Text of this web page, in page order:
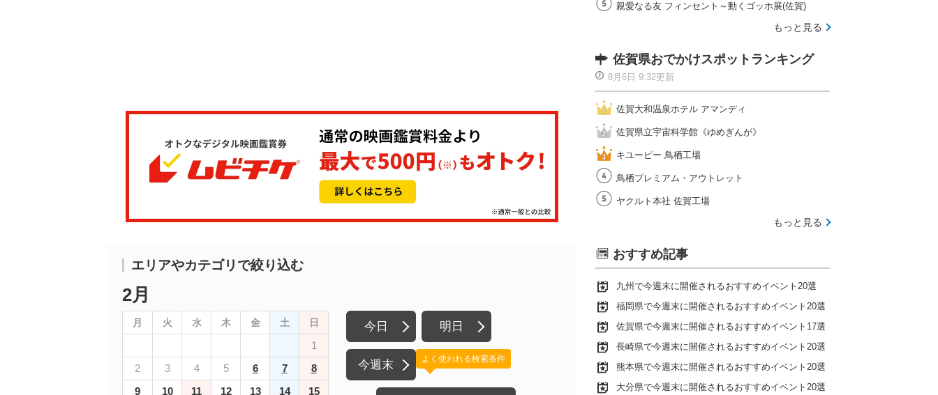
エリアやカテゴリで絞り込む
2月
月 火 水 木 金 土 日
1
2
3 4 5 6 7
8
9
10 11 12 13 14
15
今日 明日
今週末 よく使われる検索条件
親愛なる友 フィンセント～動くゴッホ展(佐賀)
もっと見る
佐賀県おでかけスポットランキング
8月6日 9:32更新
佐賀大和温泉ホテル アマンディ
佐賀県立宇宙科学館《ゆめぎんが》
キユーピー 鳥栖工場
鳥栖プレミアム・アウトレット
ヤクルト本社 佐賀工場
もっと見る
おすすめ記事
九州で今週末に開催されるおすすめイベント20選
福岡県で今週末に開催されるおすすめイベント20選
佐賀県で今週末に開催されるおすすめイベント17選
長崎県で今週末に開催されるおすすめイベント20選
熊本県で今週末に開催されるおすすめイベント20選
大分県で今週末に開催されるおすすめイベント20選